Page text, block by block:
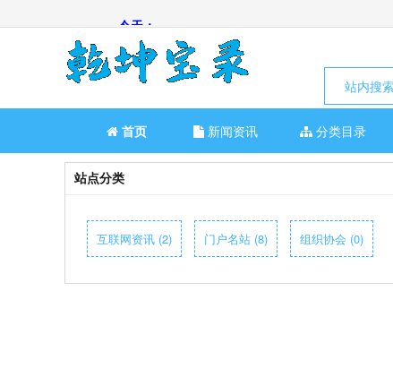
站内搜
首页 新闻资讯 分类目录
站点分类
互联网资讯 (2) 门户名站 (8) 组织协会 (0)